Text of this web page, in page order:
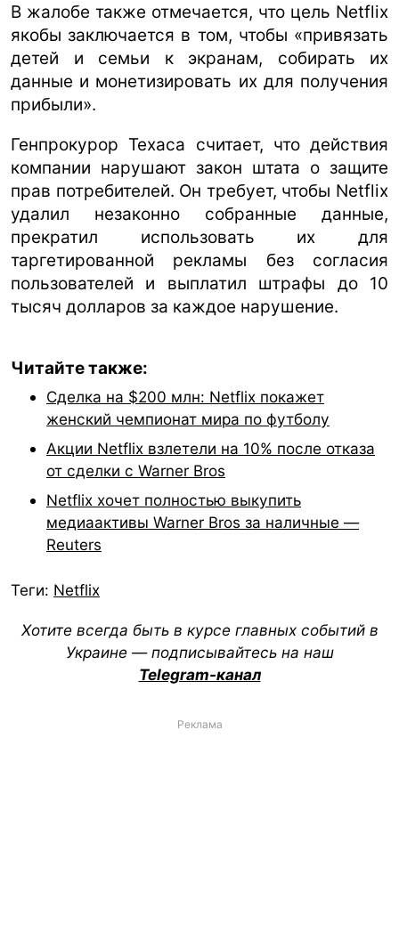
В жалобе также отмечается, что цель Netflix
якобы заключается в том, чтобы «привязать
детей и семьи к экранам, собирать их
данные и монетизировать их для получения
прибыли».
Генпрокурор Техаса считает, что действия
компании нарушают закон штата о защите
прав потребителей. Он требует, чтобы Netflix
удалил незаконно собранные данные,
прекратил использовать их для
таргетированной рекламы без согласия
пользователей и выплатил штрафы до 10
тысяч долларов за каждое нарушение.
Читайте также:
Сделка на $200 млн: Netflix покажет
женский чемпионат мира по футболу
Акции Netflix взлетели на 10% после отказа
от сделки с Warner Bros
Netflix хочет полностью выкупить
медиаактивы Warner Bros за наличные —
Reuters
Теги: Netflix
Хотите всегда быть в курсе главных событий в
Украине — подписывайтесь на наш
Telegram-канал
Реклама